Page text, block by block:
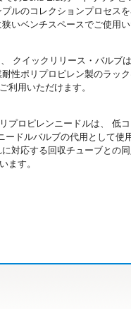
ルのコレクションプロセス
いベンチスペースでご使用い
クイックリリース・バルブ
性ポリプロピレン製のラッ
利用いただけます。
プロピレンニードルは、 低
ドルバルブの代用として使
対応する回収チューブとの
ます。